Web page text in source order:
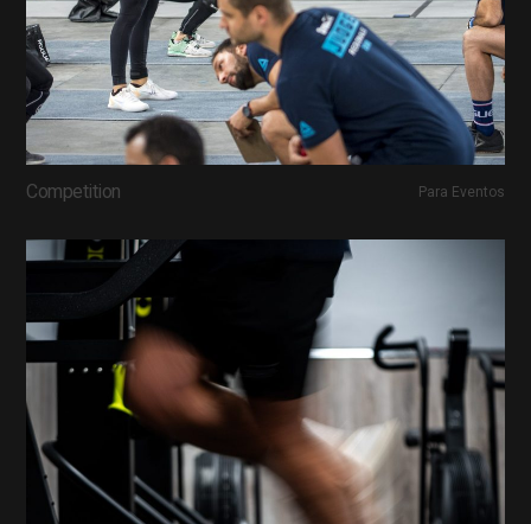
Competition Para Eventos